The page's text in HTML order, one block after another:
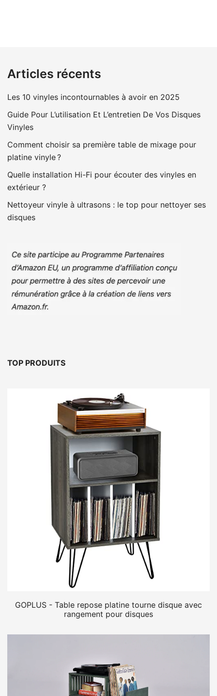
Articles récents
Les 10 vinyles incontournables à avoir en 2025
Guide Pour L’utilisation Et L’entretien De Vos Disques
Vinyles
Comment choisir sa première table de mixage pour
platine vinyle ?
Quelle installation Hi-Fi pour écouter des vinyles en
extérieur ?
Nettoyeur vinyle à ultrasons : le top pour nettoyer ses
disques
TOP PRODUITS
GOPLUS - Table repose platine tourne disque avec
rangement pour disques